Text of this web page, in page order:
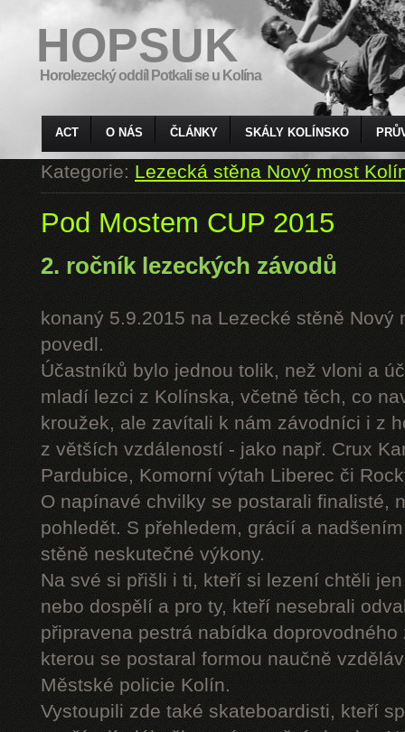
HOPSUK
Horolezecký oddíl Potkali se u Kolína
ACT O NÁS ČLÁNKY SKÁLY KOLÍNSKO
Kategorie:Lezecká stěna Nový most
Pod Mostem CUP 2015
2. ročník lezeckých závodů
konaný 5.9.2015 na Lezecké stěně Nový
povedl.
Účastníků bylo jednou tolik, než vloni a
mladí lezci z Kolínska, včetně těch, co
kroužek, ale zavítali k nám závodníci i z
z větších vzdáleností - jako např. Crux
Pardubice, Komorní výtah Liberec či
O napínavé chvilky se postarali finalisté,
pohledět. S přehledem, grácií a
stěně neskutečné výkony.
Na své si přišli i ti, kteří si lezení chtěli
nebo dospělí a pro ty, kteří nesebrali
připravena pestrá nabídka
kterou se postaral formou naučně
Městské policie Kolín.
Vystoupili zde také skateboardisti, kteří